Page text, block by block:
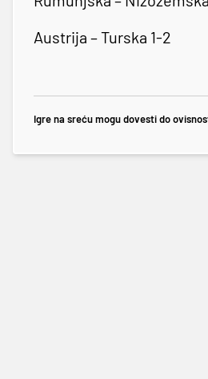
Austrija – Turska 1-2
Igre na sreću mogu dovesti do